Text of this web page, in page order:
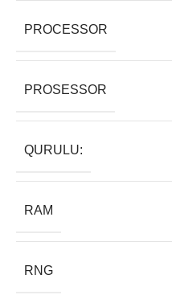
PROCESSOR
PROSESSOR
QURULU:
RAM
RNG